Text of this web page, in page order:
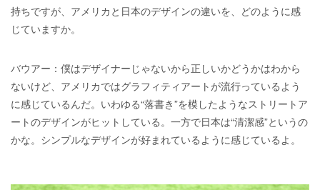
持ちですが、アメリカと日本のデザインの違いを、どのように感
じていますか。
バウアー：僕はデザイナーじゃないから正しいかどうかはわから
ないけど、アメリカではグラフィティアートが流行っているよう
に感じているんだ。いわゆる“落書き”を模したようなストリートア
ートのデザインがヒットしている。一方で日本は“清潔感”というの
かな。シンプルなデザインが好まれているように感じているよ。